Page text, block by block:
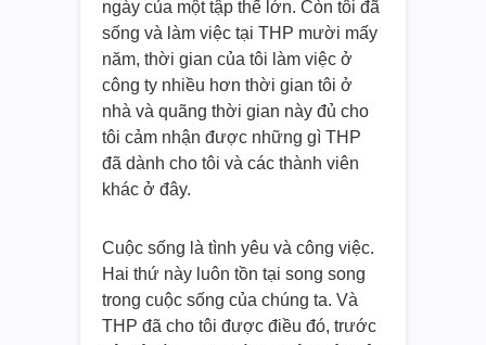
ngày của một tập thế lớn. Còn tôi đã
sống và làm việc tại THP mười mấy
năm, thời gian của tôi làm việc ở
công ty nhiều hơn thời gian tôi ở
nhà và quãng thời gian này đủ cho
tôi cảm nhận được những gì THP
đã dành cho tôi và các thành viên
khác ở đây.
Cuộc sống là tình yêu và công việc.
Hai thứ này luôn tồn tại song song
trong cuộc sống của chúng ta. Và
THP đã cho tôi được điều đó, trước